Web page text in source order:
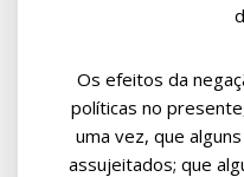
Os efeitos da
políticas no
uma vez, que
assujeitados; que